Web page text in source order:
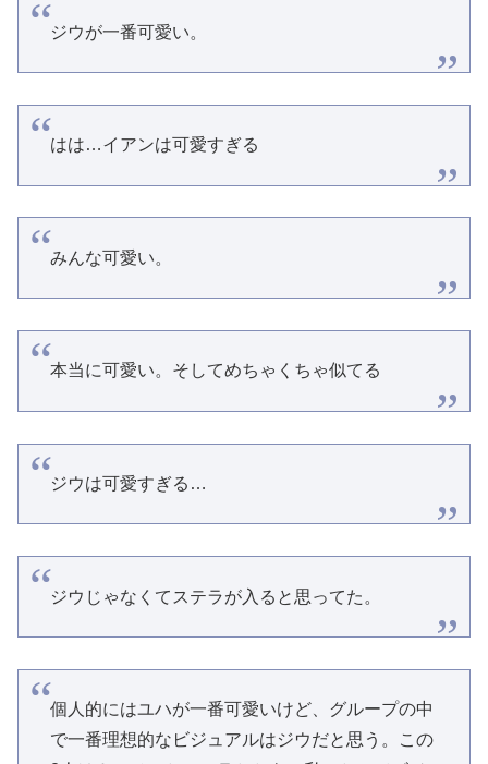
ジウが一番可愛い。
はは…イアンは可愛すぎる
みんな可愛い。
本当に可愛い。そしてめちゃくちゃ似てる
ジウは可愛すぎる…
ジウじゃなくてステラが入ると思ってた。
個人的にはユハが一番可愛いけど、グループの中
で一番理想的なビジュアルはジウだと思う。この